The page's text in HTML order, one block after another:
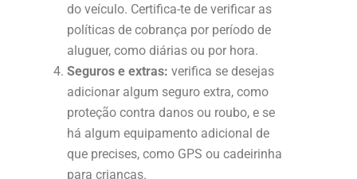
do veículo. Certifica-te de verificar as
políticas de cobrança por período de
aluguer, como diárias ou por hora.
Seguros e extras: verifica se desejas
adicionar algum seguro extra, como
proteção contra danos ou roubo, e se
há algum equipamento adicional de
que precises, como GPS ou cadeirinha
para crianças.